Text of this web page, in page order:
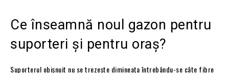
Ce înseamnă noul gazon pentru
suporteri și pentru oraș?
Suporterul obișnuit nu se trezește dimineața întrebându-se câte fibre